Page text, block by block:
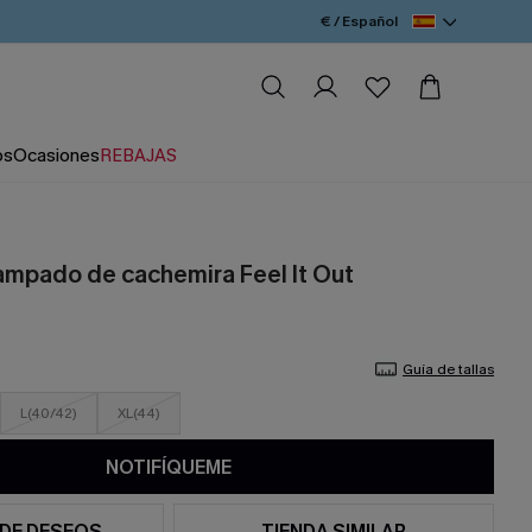
€ / Español
OcasionesREBAJAS
de cachemira Feel It Out
Guía de tallas
L(40/42) XL(44)
NOTIFÍQUEME